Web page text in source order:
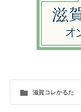
滋賀コレかるた